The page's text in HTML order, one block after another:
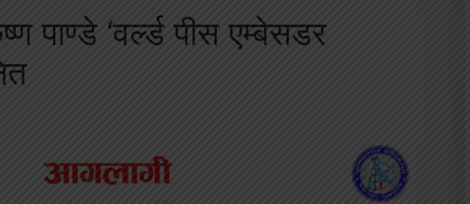
पाण्डे ‘वर्ल्ड पीस एम्बेसडर